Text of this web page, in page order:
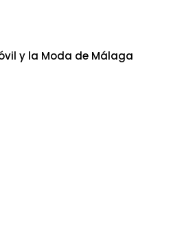
y la Moda de Málaga